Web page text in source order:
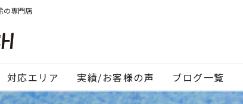
の専門店
対応エリア 実績/お客様の声 ブログ一覧